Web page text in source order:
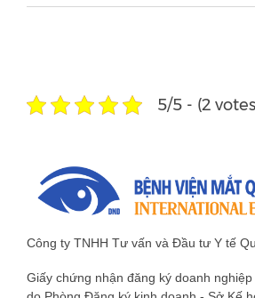
5/5 - (2
Công ty TNHH Tư vấn và Đầu tư Y tế
Giấy chứng nhận đăng ký doanh